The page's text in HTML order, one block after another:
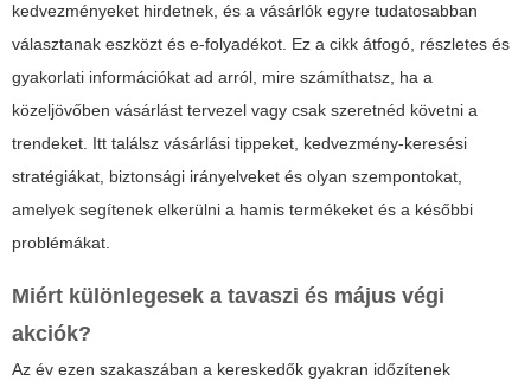
kedvezményeket hirdetnek, és a vásárlók egyre tudatosabban
választanak eszközt és e-folyadékot. Ez a cikk átfogó, részletes és
gyakorlati információkat ad arról, mire számíthatsz, ha a
közeljövőben vásárlást tervezel vagy csak szeretnéd követni a
trendeket. Itt találsz vásárlási tippeket, kedvezmény-keresési
stratégiákat, biztonsági irányelveket és olyan szempontokat,
amelyek segítenek elkerülni a hamis termékeket és a későbbi
problémákat.
Miért különlegesek a tavaszi és május végi
akciók?
Az év ezen szakaszában a kereskedők gyakran időzítenek